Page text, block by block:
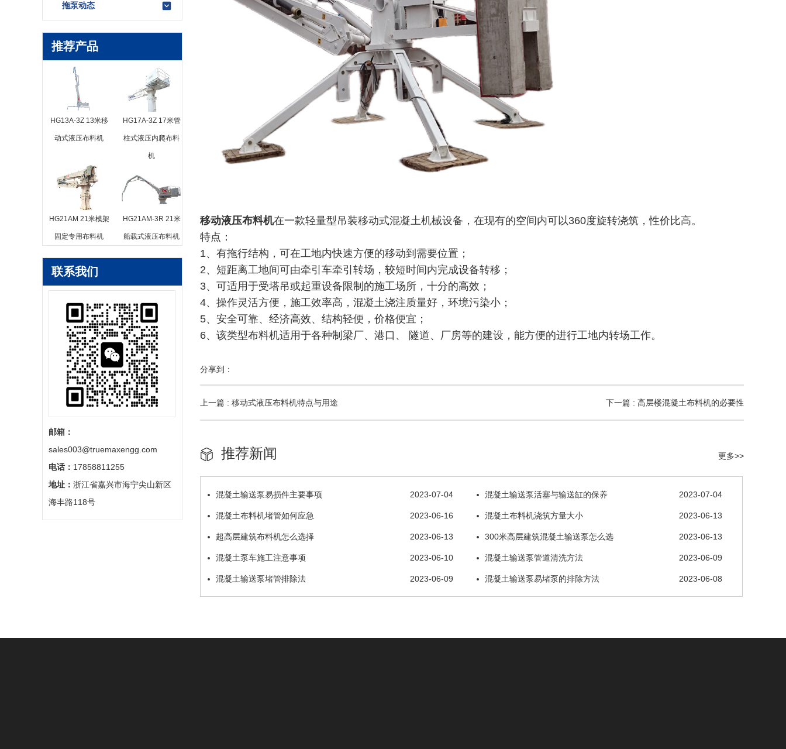
拖泵动态
推荐产品
HG13A-3Z 13米移
动式液压布料机
HG17A-3Z 17米管
柱式液压内爬布料
机
HG21AM 21米模架
固定专用布料机
HG21AM-3R 21米
船载式液压布料机
联系我们
邮箱：
sales003@truemaxengg.com
电话： 17858811255
地址： 浙江省嘉兴市海宁尖山新区
海丰路118号
移动液压布料机在一款轻量型吊装移动式混凝土机械设备，在现有的空间内可以360度旋转浇筑，性价比高。
特点：
1、有拖行结构，可在工地内快速方便的移动到需要位置；
2、短距离工地间可由牵引车牵引转场，较短时间内完成设备转移；
3、可适用于受塔吊或起重设备限制的施工场所，十分的高效；
4、操作灵活方便，施工效率高，混凝土浇注质量好，环境污染小；
5、安全可靠、经济高效、结构轻便，价格便宜；
6、该类型布料机适用于各种制梁厂、港口、 隧道、厂房等的建设，能方便的进行工地内转场工作。
分享到：
上一篇 : 移动式液压布料机特点与用途 下一篇 : 高层楼混凝土布料机的必要性
更多>>
推荐新闻
2023-07-04
混凝土输送泵易损件主要事项 2023-07-04
混凝土输送泵活塞与输送缸的保养
2023-06-16
混凝土布料机堵管如何应急 2023-06-13
混凝土布料机浇筑方量大小
2023-06-13
超高层建筑布料机怎么选择 2023-06-13
300米高层建筑混凝土输送泵怎么选
2023-06-10
混凝土泵车施工注意事项 2023-06-09
混凝土输送泵管道清洗方法
2023-06-09
混凝土输送泵堵管排除法 2023-06-08
混凝土输送泵易堵泵的排除方法